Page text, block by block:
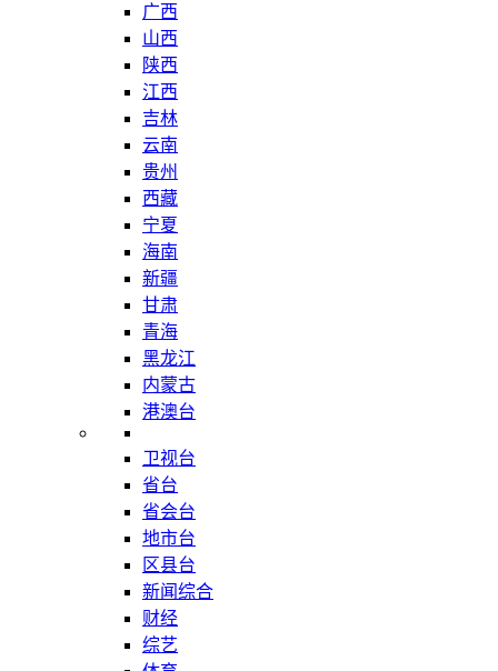
广西
山西
陕西
江西
吉林
云南
贵州
西藏
宁夏
海南
新疆
甘肃
青海
黑龙江
内蒙古
港澳台
卫视台
省台
省会台
地市台
区县台
新闻综合
财经
综艺